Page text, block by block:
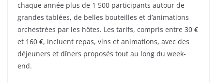
chaque année plus de 1 500 participants autour de
grandes tablées, de belles bouteilles et d’animations
orchestrées par les hôtes. Les tarifs, compris entre 30 €
et 160 €, incluent repas, vins et animations, avec des
déjeuners et dîners proposés tout au long du week-
end.